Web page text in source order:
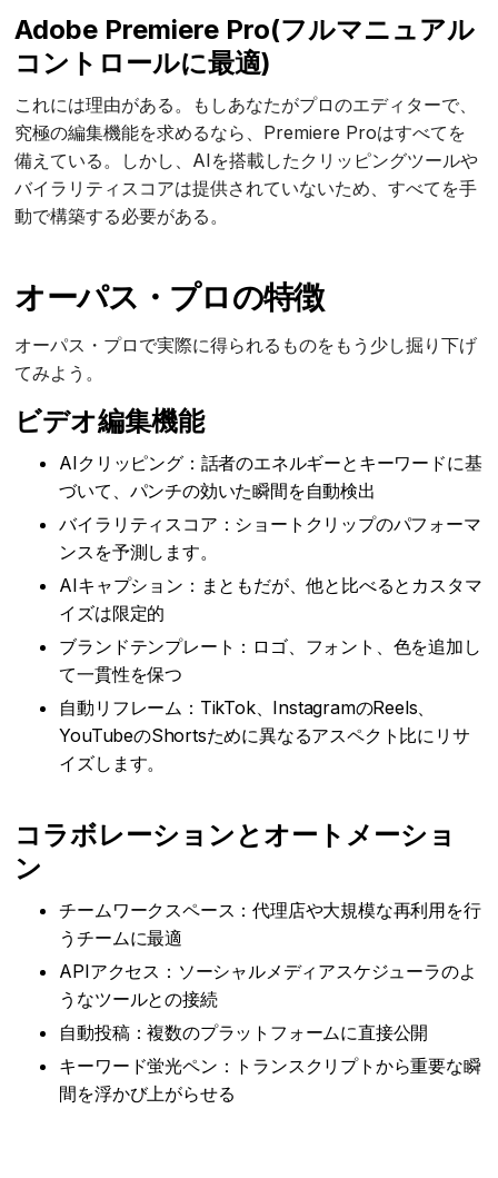
Adobe Premiere Pro(フルマニュアル
コントロールに最適)
これには理由がある。もしあなたがプロのエディターで、
究極の編集機能を求めるなら、Premiere Proはすべてを
備えている。しかし、AIを搭載したクリッピングツールや
バイラリティスコアは提供されていないため、すべてを手
動で構築する必要がある。
オーパス・プロの特徴
オーパス・プロで実際に得られるものをもう少し掘り下げ
てみよう。
ビデオ編集機能
AIクリッピング：話者のエネルギーとキーワードに基
づいて、パンチの効いた瞬間を自動検出
バイラリティスコア：ショートクリップのパフォーマ
ンスを予測します。
AIキャプション：まともだが、他と比べるとカスタマ
イズは限定的
ブランドテンプレート：ロゴ、フォント、色を追加し
て一貫性を保つ
自動リフレーム：TikTok、InstagramのReels、
YouTubeのShortsために異なるアスペクト比にリサ
イズします。
コラボレーションとオートメーショ
ン
チームワークスペース：代理店や大規模な再利用を行
うチームに最適
APIアクセス：ソーシャルメディアスケジューラのよ
うなツールとの接続
自動投稿：複数のプラットフォームに直接公開
キーワード蛍光ペン：トランスクリプトから重要な瞬
間を浮かび上がらせる